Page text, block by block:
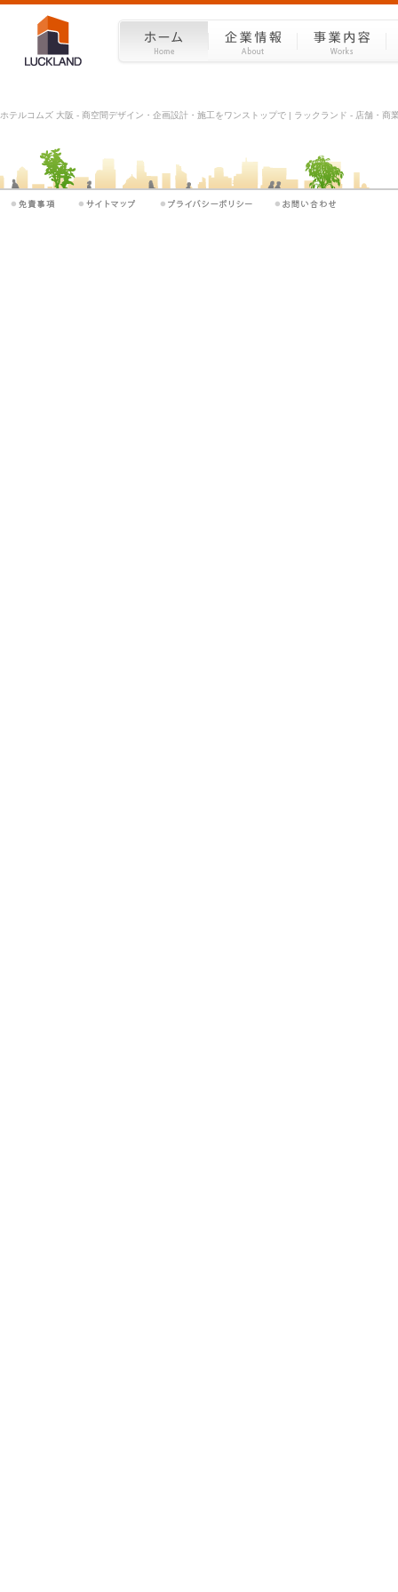
ホテルコムズ 大阪 - 商空間デザイン・企画設計・施工をワンストップで | ラックランド - 店舗・商